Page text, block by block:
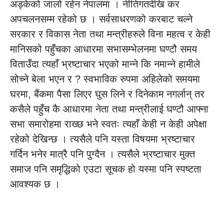
अड्केको जालो रहेन नेपालमा । नीतिगतदेखि कर
अपचलनसम्म रहेको छ । सर्वसाधरणको करबाट चल्ने
सरकार र विकास नेता तथा मन्त्रीहरुले विना महत्व र केही
मानिसको पहुँचका आधारमा सभासम्भेलनमा घण्टौ समय
विताउँदा त्यहाँ भ्रष्टाचार भएको मान्ने कि नमान्ने हामीले
सोच्ने बेला भएन र ? स्वभाविक रुपमा अहिलेको समयमा
घरमा, बैंकमा पैसा लिएर घुस लिने र दिनेकाम नगर्लान् तर
कसैले पहुँच कै आधारमा नेता तथा मन्त्रीलाई घण्टौ आफ्ना
सभा समारोहमा राख्छ भने स्वतः त्यहाँ केही न केही अपेक्षा
रहेको देखिन्छ । त्यसैले पनि यस्ता विषयमा भ्रष्टाचार
गर्दिन भनेर मात्रै पनि पुग्दैन । त्यसैले भ्रष्टाचार मुक्त
समाज पनि समृद्धिको एउटा सूचक हो यस्मा पनि स्पष्टता
आवश्यक छ ।